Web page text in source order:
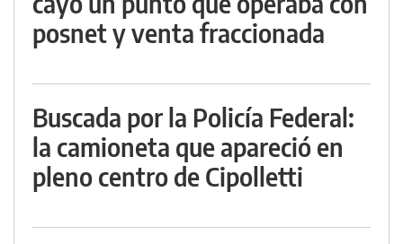
posnet y venta fraccionada
Buscada por la Policía Federal:
la camioneta que apareció en
pleno centro de Cipolletti